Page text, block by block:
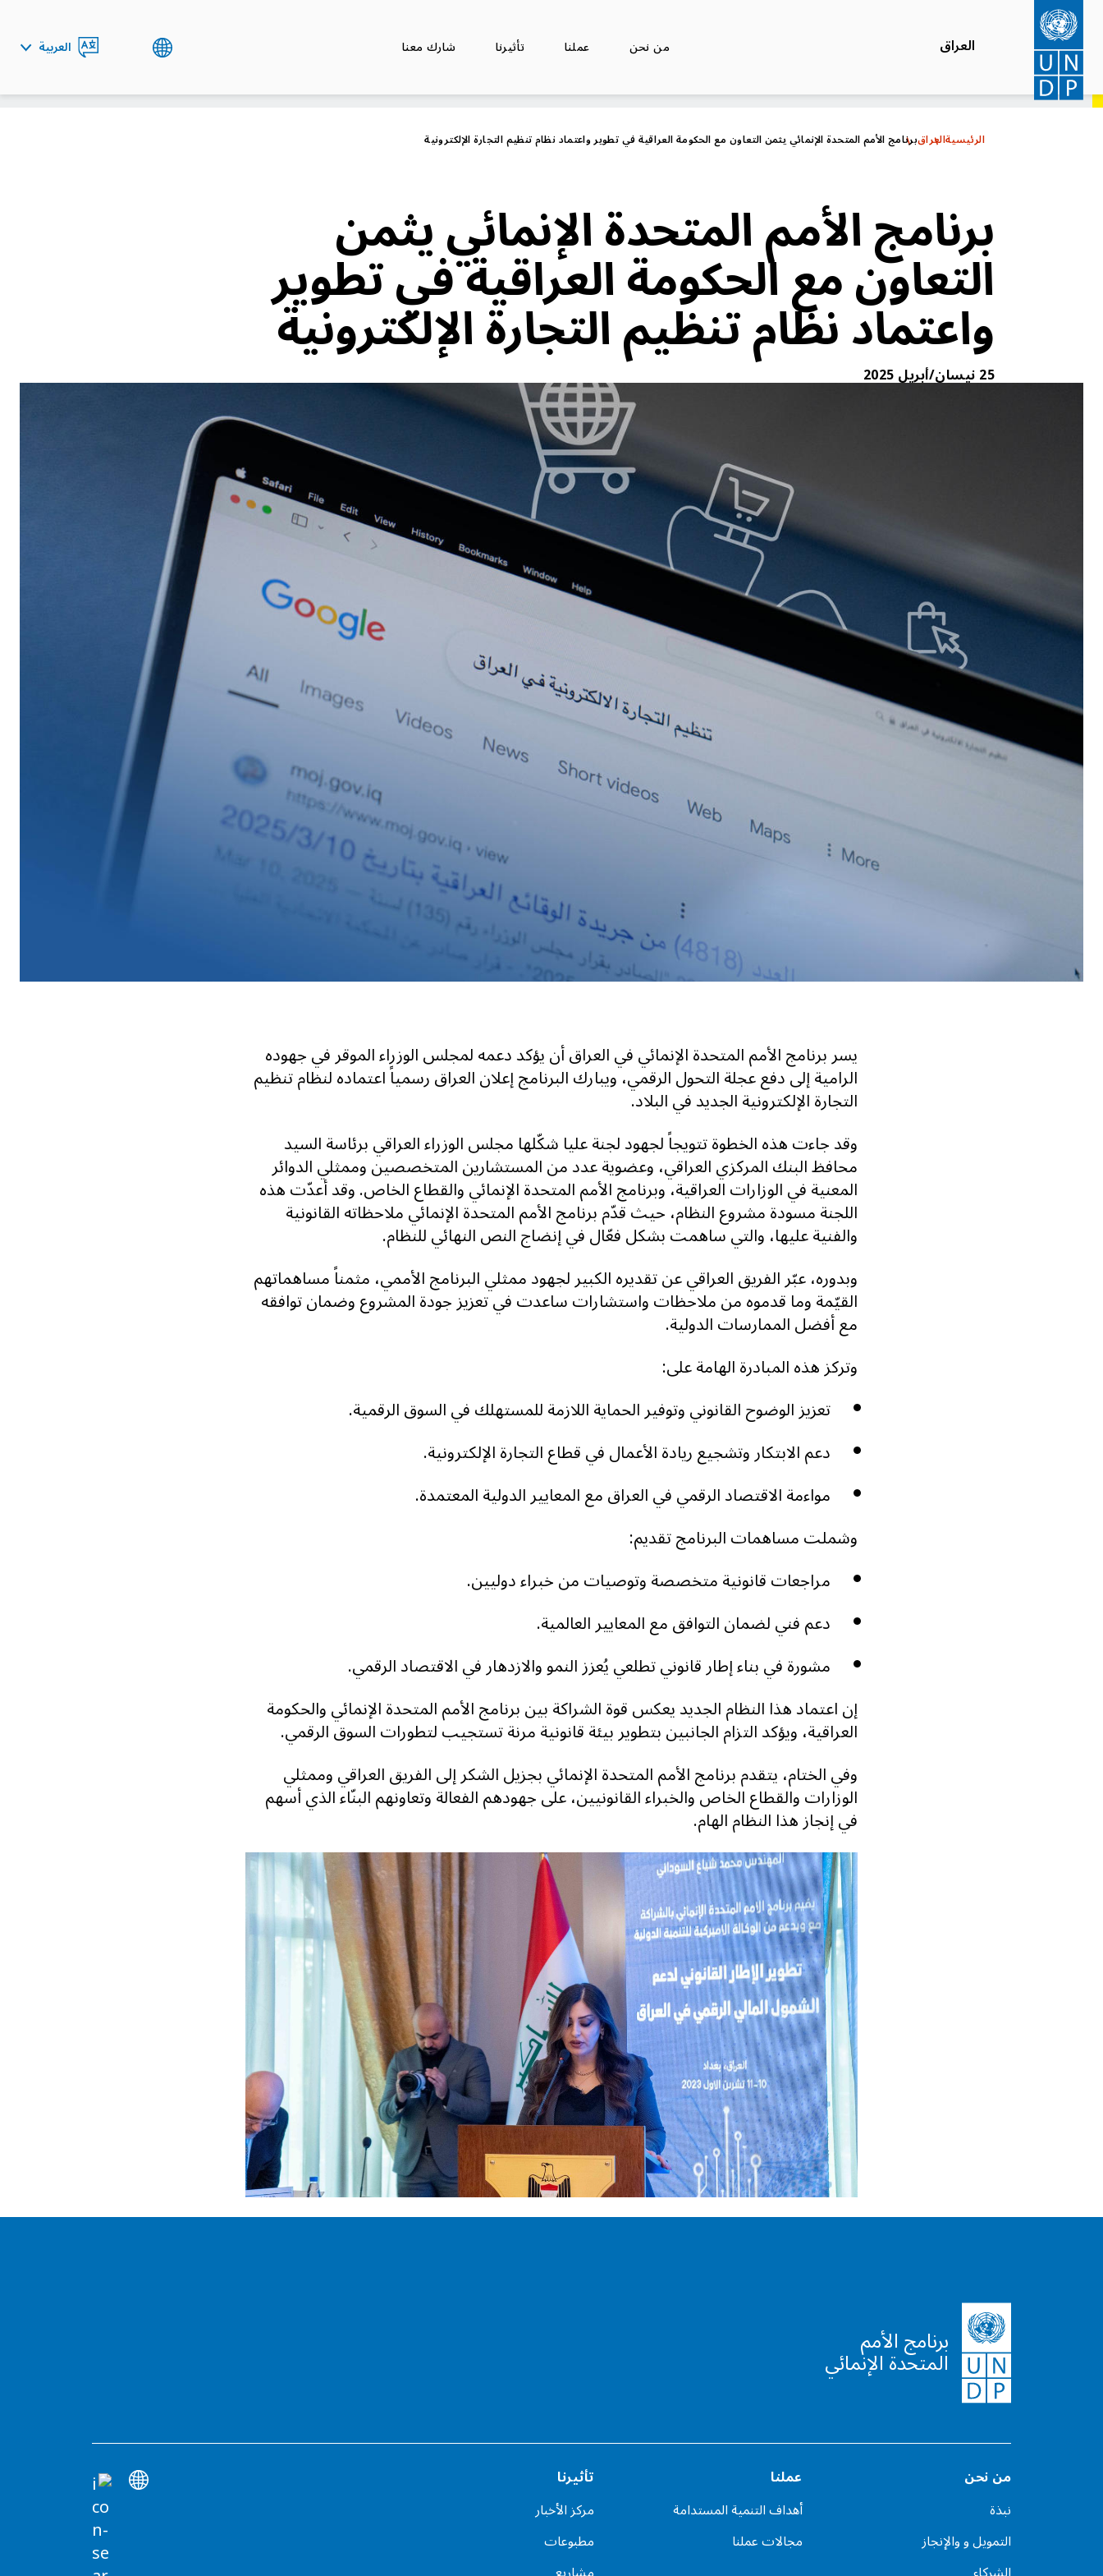
تجاوز
المحتوى
الرئيسي
العراق من نحن عملنا تأثيرنا شارك معنا
العربية
الرئيسيةالعراقبرنامج الأمم المتحدة الإنمائي يثمن التعاون مع الحكومة العراقية في تطوير واعتماد نظام تنظيم التجارة الإلكترونية
برنامج الأمم المتحدة الإنمائي يثمن
التعاون مع الحكومة العراقية في تطوير
واعتماد نظام تنظيم التجارة الإلكترونية
25 نيسان/أبريل 2025
يسر برنامج الأمم المتحدة الإنمائي في العراق أن يؤكد دعمه لمجلس الوزراء الموقر في جهوده
الرامية إلى دفع عجلة التحول الرقمي، ويبارك البرنامج إعلان العراق رسمياً اعتماده لنظام تنظيم
التجارة الإلكترونية الجديد في البلاد.
وقد جاءت هذه الخطوة تتويجاً لجهود لجنة عليا شكّلها مجلس الوزراء العراقي برئاسة السيد
محافظ البنك المركزي العراقي، وعضوية عدد من المستشارين المتخصصين وممثلي الدوائر
المعنية في الوزارات العراقية، وبرنامج الأمم المتحدة الإنمائي والقطاع الخاص. وقد أعدّت هذه
اللجنة مسودة مشروع النظام، حيث قدّم برنامج الأمم المتحدة الإنمائي ملاحظاته القانونية
والفنية عليها، والتي ساهمت بشكل فعّال في إنضاج النص النهائي للنظام.
وبدوره، عبّر الفريق العراقي عن تقديره الكبير لجهود ممثلي البرنامج الأممي، مثمناً مساهماتهم
القيّمة وما قدموه من ملاحظات واستشارات ساعدت في تعزيز جودة المشروع وضمان توافقه
مع أفضل الممارسات الدولية.
وتركز هذه المبادرة الهامة على:
تعزيز الوضوح القانوني وتوفير الحماية اللازمة للمستهلك في السوق الرقمية.
دعم الابتكار وتشجيع ريادة الأعمال في قطاع التجارة الإلكترونية.
مواءمة الاقتصاد الرقمي في العراق مع المعايير الدولية المعتمدة.
وشملت مساهمات البرنامج تقديم:
مراجعات قانونية متخصصة وتوصيات من خبراء دوليين.
دعم فني لضمان التوافق مع المعايير العالمية.
مشورة في بناء إطار قانوني تطلعي يُعزز النمو والازدهار في الاقتصاد الرقمي.
إن اعتماد هذا النظام الجديد يعكس قوة الشراكة بين برنامج الأمم المتحدة الإنمائي والحكومة
العراقية، ويؤكد التزام الجانبين بتطوير بيئة قانونية مرنة تستجيب لتطورات السوق الرقمي.
وفي الختام، يتقدم برنامج الأمم المتحدة الإنمائي بجزيل الشكر إلى الفريق العراقي وممثلي
الوزارات والقطاع الخاص والخبراء القانونيين، على جهودهم الفعالة وتعاونهم البنّاء الذي أسهم
في إنجاز هذا النظام الهام.
برنامج الأمم
المتحدة الإنمائي
من نحن
نبذة
التمويل و والإنجاز
عملنا
أهداف التنمية المستدامة
مجالات عملنا
تأثيرنا
مركز الأخبار
مطبوعات